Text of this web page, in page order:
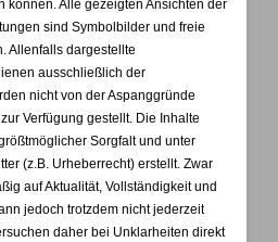
können. Alle gezeigten Ansichten der
sind Symbolbilder und freie
Allenfalls dargestellte
ausschließlich der
nicht von der Aspanggründe
Verfügung gestellt. Die Inhalte
Sorgfalt und unter
(z.B. Urheberrecht) erstellt. Zwar
auf Aktualität, Vollständigkeit und
jedoch trotzdem nicht jederzeit
daher bei Unklarheiten direkt